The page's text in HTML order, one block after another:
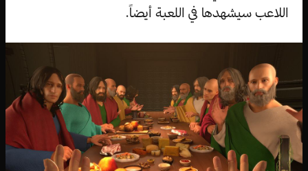
اللاعب سيشهدها في اللعبة أيضاً.